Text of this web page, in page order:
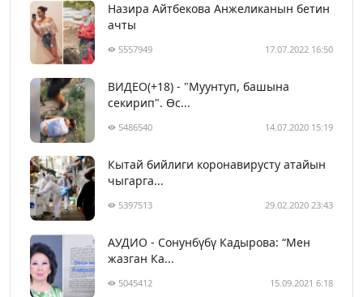
Назира Айтбекова Анжеликанын бетин
ачты
5557949 17.07.2022 16:50
ВИДЕО(+18) - "Муунтуп, башына
секирип". Өс...
5486540 14.07.2020 15:19
Кытай бийлиги коронавирусту атайын
чыгарга...
5397513 29.02.2020 23:43
АУДИО - Сонунбүбү Кадырова: “Мен
жазган Ка...
5045412 15.09.2021 6:18